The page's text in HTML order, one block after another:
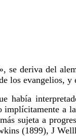
se deriva del
los evangelios,
había
implícitamente a
sujeta a
(1899), J